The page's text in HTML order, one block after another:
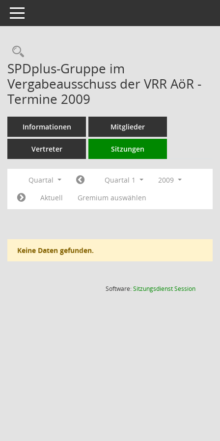
Toggle navigation
Rechercheauswahl
SPDplus-Gruppe im
Vergabeausschuss der VRR AöR -
Termine 2009
Informationen Mitglieder
Vertreter Sitzungen
Quartal Quartal 1
2009
Aktuell
Gremium auswählen
Keine Daten gefunden.
Software:SitzungsdienstSession(Wird in